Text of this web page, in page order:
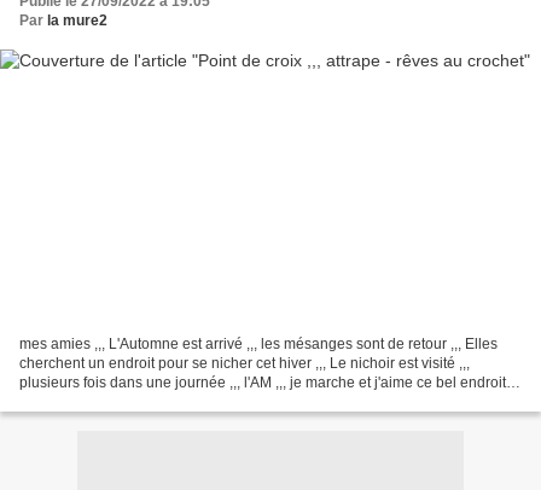
Par la mure2
mes amies ,,, L'Automne est arrivé ,,, les mésanges sont de retour ,,, Elles
cherchent un endroit pour se nicher cet hiver ,,, Le nichoir est visité ,,,
plusieurs fois dans une journée ,,, l'AM ,,, je marche et j'aime ce bel endroit ,,,